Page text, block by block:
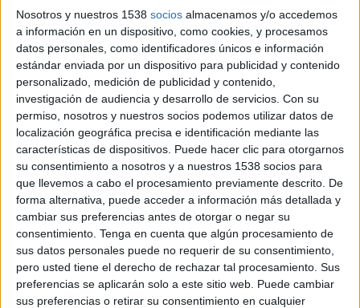
Nosotros y nuestros 1538 socios almacenamos y/o accedemos
a información en un dispositivo, como cookies, y procesamos
datos personales, como identificadores únicos e información
estándar enviada por un dispositivo para publicidad y contenido
personalizado, medición de publicidad y contenido,
investigación de audiencia y desarrollo de servicios. Con su
permiso, nosotros y nuestros socios podemos utilizar datos de
localización geográfica precisa e identificación mediante las
características de dispositivos. Puede hacer clic para otorgarnos
su consentimiento a nosotros y a nuestros 1538 socios para
que llevemos a cabo el procesamiento previamente descrito. De
forma alternativa, puede acceder a información más detallada y
cambiar sus preferencias antes de otorgar o negar su
consentimiento. Tenga en cuenta que algún procesamiento de
sus datos personales puede no requerir de su consentimiento,
pero usted tiene el derecho de rechazar tal procesamiento. Sus
preferencias se aplicarán solo a este sitio web. Puede cambiar
sus preferencias o retirar su consentimiento en cualquier
4 DE MAYO DE 2011
La agencia refuerza el área creativa y de cuentas
con tres incorporaciones
La agencia Mi Querido Watson ha reforzado su área creativa y de cuentas con la
incorporación de tres nuevos fichajes. Por un lado, Ana Bondjaje y Pablo Álvarez,
se han incorporado al equipo creativo. Bondjale, redactora con más de 5 años de
experiencia en el sector, ha desarrollado su carrera profesional en Wunderman y
Gestazion MMBB, trabajando para marcas como MoviStar, Iberia o Rexona;
mientras que Álvarez, director de arte con más de cuatro años de experiencia en el
Club de Creativos. Por otro lado, Amaya de Benito se ha incorporado al equipo de